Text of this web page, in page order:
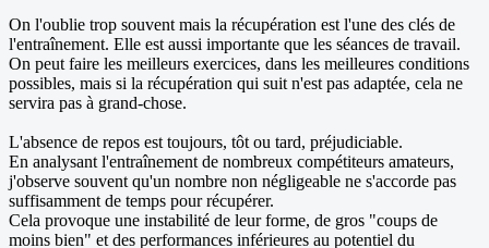
On l'oublie trop souvent mais la récupération est l'une des clés de
l'entraînement. Elle est aussi importante que les séances de travail.
On peut faire les meilleurs exercices, dans les meilleures conditions
possibles, mais si la récupération qui suit n'est pas adaptée, cela ne
servira pas à grand-chose.
L'absence de repos est toujours, tôt ou tard, préjudiciable.
En analysant l'entraînement de nombreux compétiteurs amateurs,
j'observe souvent qu'un nombre non négligeable ne s'accorde pas
suffisamment de temps pour récupérer.
Cela provoque une instabilité de leur forme, de gros "coups de
moins bien" et des performances inférieures au potentiel du